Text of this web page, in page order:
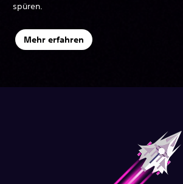
spüren.
Mehr erfahren